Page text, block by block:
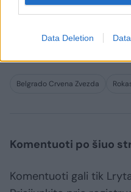
Data Deletion
turnyre žais su Pirėjo
Belgrado Crvena Zvezda
Komentuoti po šiuo
Komentuoti gali tik